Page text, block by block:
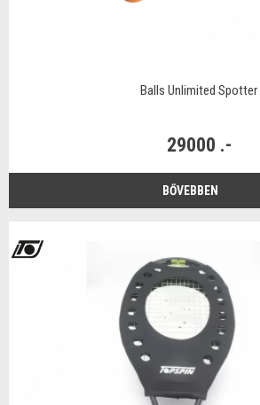
Balls Unlimited Spotter
29000 .-
BŐVEBBEN